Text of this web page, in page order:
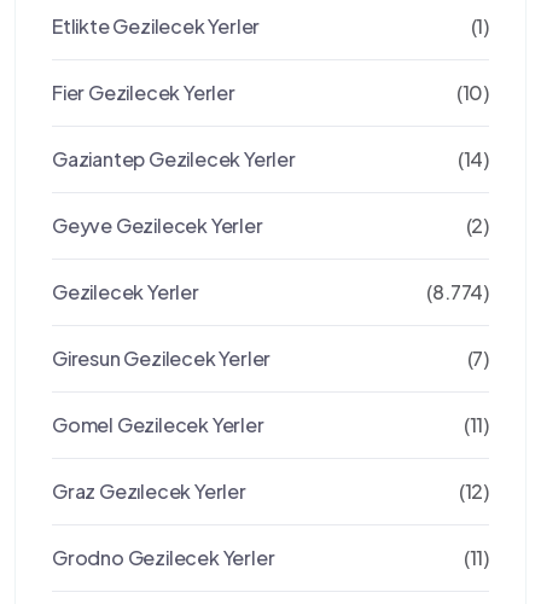
Etlikte Gezilecek Yerler (1)
Fier Gezilecek Yerler (10)
Gaziantep Gezilecek Yerler (14)
Geyve Gezilecek Yerler (2)
Gezilecek Yerler (8.774)
Giresun Gezilecek Yerler (7)
Gomel Gezilecek Yerler (11)
Graz Gezılecek Yerler (12)
Grodno Gezilecek Yerler (11)